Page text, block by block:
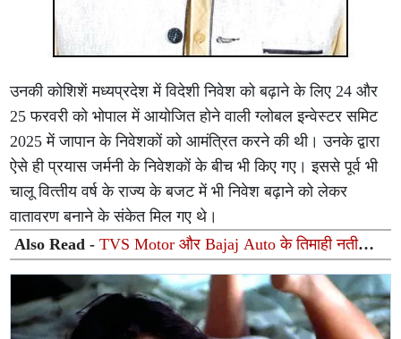
उनकी कोशिशें मध्‍यप्रदेश में विदेशी निवेश को बढ़ाने के लिए 24 और
25 फरवरी को भोपाल में आयोजित होने वाली ग्‍लोबल इन्‍वेस्‍टर समिट
2025 में जापान के निवेशकों को आमंत्रित करने की थी। उनके द्वारा
ऐसे ही प्रयास जर्मनी के निवेशकों के बीच भी किए गए। इससे पूर्व भी
चालू वित्‍तीय वर्ष के राज्‍य के बजट में भी निवेश बढ़ाने को लेकर
वातावरण बनाने के संकेत मिल गए थे।
Also Read -TVS Motor और Bajaj Auto के तिमाही नतीजों
का धमाल: रिकॉर्ड रेवेन्यू के साथ मुनाफे में जोरदार उछाल